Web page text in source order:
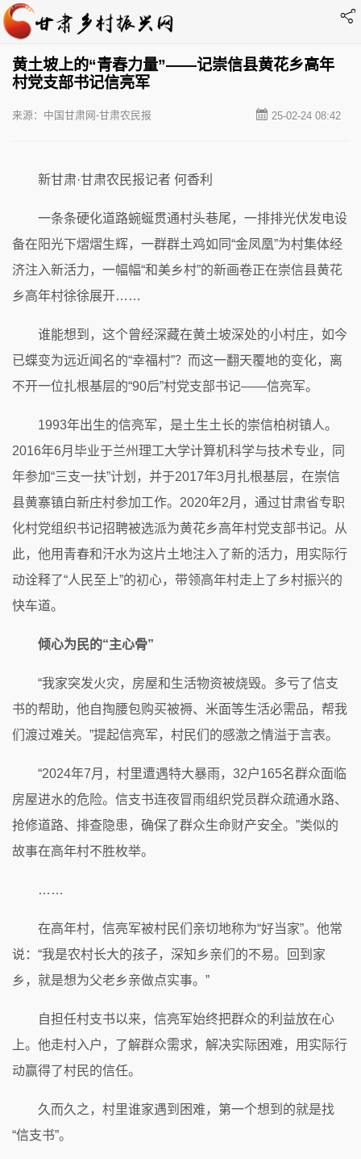
黄土坡上的“青春力量”——记崇信县黄花乡高年
村党支部书记信亮军
25-02-24 08:42
来源：中国甘肃网-甘肃农民报
新甘肃·甘肃农民报记者 何香利
一条条硬化道路蜿蜒贯通村头巷尾，一排排光伏发电设
备在阳光下熠熠生辉，一群群土鸡如同“金凤凰”为村集体经
济注入新活力，一幅幅“和美乡村”的新画卷正在崇信县黄花
乡高年村徐徐展开……
谁能想到，这个曾经深藏在黄土坡深处的小村庄，如今
已蝶变为远近闻名的“幸福村”？而这一翻天覆地的变化，离
不开一位扎根基层的“90后”村党支部书记——信亮军。
1993年出生的信亮军，是土生土长的崇信柏树镇人。
2016年6月毕业于兰州理工大学计算机科学与技术专业，同
年参加“三支一扶”计划，并于2017年3月扎根基层，在崇信
县黄寨镇白新庄村参加工作。2020年2月，通过甘肃省专职
化村党组织书记招聘被选派为黄花乡高年村党支部书记。从
此，他用青春和汗水为这片土地注入了新的活力，用实际行
动诠释了“人民至上”的初心，带领高年村走上了乡村振兴的
快车道。
倾心为民的“主心骨”
“我家突发火灾，房屋和生活物资被烧毁。多亏了信支
书的帮助，他自掏腰包购买被褥、米面等生活必需品，帮我
们渡过难关。”提起信亮军，村民们的感激之情溢于言表。
“2024年7月，村里遭遇特大暴雨，32户165名群众面临
房屋进水的危险。信支书连夜冒雨组织党员群众疏通水路、
抢修道路、排查隐患，确保了群众生命财产安全。”类似的
故事在高年村不胜枚举。
……
在高年村，信亮军被村民们亲切地称为“好当家”。他常
说：“我是农村长大的孩子，深知乡亲们的不易。回到家
乡，就是想为父老乡亲做点实事。”
自担任村支书以来，信亮军始终把群众的利益放在心
上。他走村入户，了解群众需求，解决实际困难，用实际行
动赢得了村民的信任。
久而久之，村里谁家遇到困难，第一个想到的就是找
“信支书”。